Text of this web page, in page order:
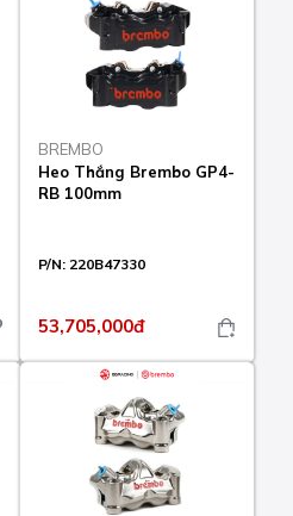
BREMBO
Heo Thắng Brembo GP4-
RB 100mm
P/N: 220B47330
53,705,000đ